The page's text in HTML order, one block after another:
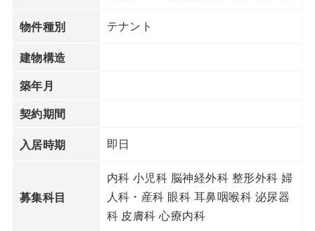
物件種別 テナント
建物構造
築年月
契約期間
入居時期 即日
募集科目
内科 小児科 脳神経外科 整形外科 婦
人科・産科 眼科 耳鼻咽喉科 泌尿器
科 皮膚科 心療内科